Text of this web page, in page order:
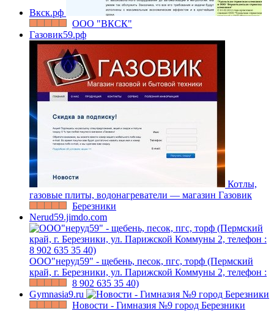
Вкск.рф
ООО "ВКСК"
Газовик59.рф
Котлы,
газовые плиты, водонагреватели — магазин Газовик
Березники
Nerud59.jimdo.com
ООО"неруд59" - щебень, песок, пгс, торф (Пермский
край, г. Березники, ул. Парижской Коммуны 2, телефон :
8 902 635 35 40)
Gymnasia9.ru
Новости - Гимназия №9 город Березники